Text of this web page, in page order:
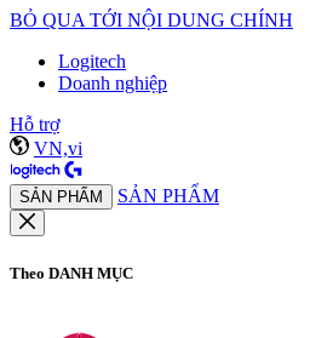
BỎ QUA TỚI NỘI DUNG CHÍNH
Logitech
Doanh nghiệp
Hỗ trợ
VN,vi
SẢN PHẨM SẢN PHẨM
Theo DANH MỤC